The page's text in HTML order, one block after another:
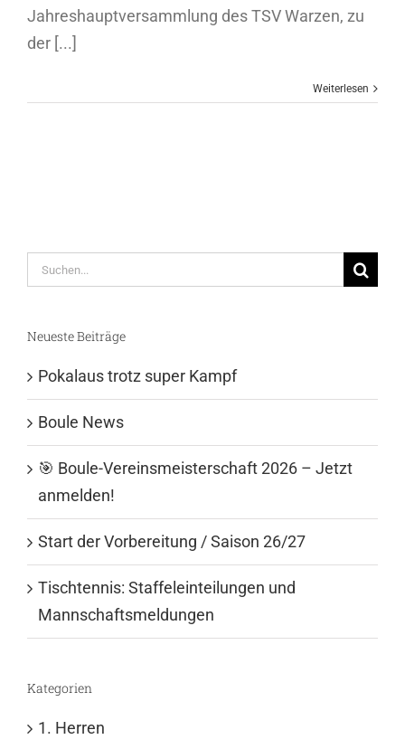
Jahreshauptversammlung des TSV Warzen, zu
der [...]
Weiterlesen
Suche
nach:
Neueste Beiträge
Pokalaus trotz super Kampf
Boule News
🎯 Boule-Vereinsmeisterschaft 2026 – Jetzt
anmelden!
Start der Vorbereitung / Saison 26/27
Tischtennis: Staffeleinteilungen und
Mannschaftsmeldungen
Kategorien
1. Herren